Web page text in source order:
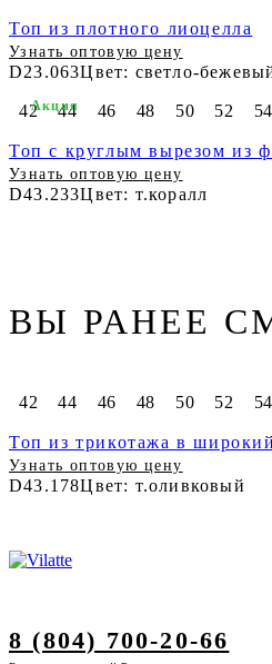
Топ из плотного лиоцелла
Узнать оптовую цену
D23.063Цвет: светло-
42 44 46 48 50 52 54
Топ с круглым вырезом из
Узнать оптовую цену
D43.233Цвет: т.коралл
Акция
ВЫ РАНЕЕ
42 44 46 48 50 52 54
Топ из трикотажа в
Узнать оптовую цену
D43.178Цвет: т.оливковый
8 (804) 700-20-66